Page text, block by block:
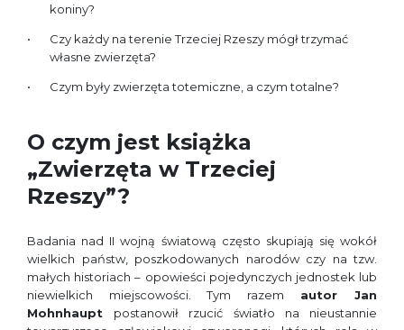
koniny?
Czy każdy na terenie Trzeciej Rzeszy mógł trzymać
własne zwierzęta?
Czym były zwierzęta totemiczne, a czym totalne?
O czym jest książka
„Zwierzęta w Trzeciej
Rzeszy”?
Badania nad II wojną światową często skupiają się wokół
wielkich państw, poszkodowanych narodów czy na tzw.
małych historiach – opowieści pojedynczych jednostek lub
niewielkich miejscowości. Tym razem autor Jan
Mohnhaupt postanowił rzucić światło na nieustannie